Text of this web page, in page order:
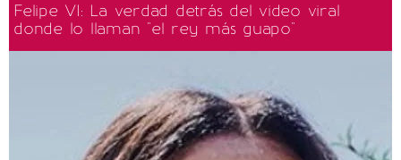
Felipe VI: La verdad detrás del video viral
donde lo llaman "el rey más guapo"